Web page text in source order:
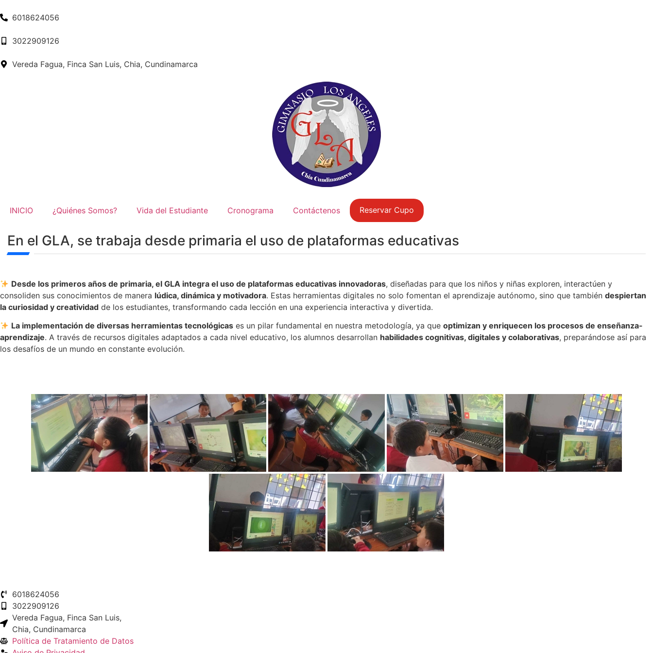
6018624056
3022909126
Vereda Fagua, Finca San Luis, Chia, Cundinamarca
INICIO ¿Quiénes Somos? Vida del Estudiante Cronograma Contáctenos Reservar Cupo
En el GLA, se trabaja desde primaria el uso de plataformas educativas
Desde los primeros años de primaria, el GLA integra el uso de plataformas educativas innovadoras, diseñadas para que los niños y niñas exploren, interactúen y
consoliden sus conocimientos de manera lúdica, dinámica y motivadora. Estas herramientas digitales no solo fomentan el aprendizaje autónomo, sino que también despiertan
la curiosidad y creatividad de los estudiantes, transformando cada lección en una experiencia interactiva y divertida.
La implementación de diversas herramientas tecnológicas es un pilar fundamental en nuestra metodología, ya queoptimizan y enriquecen los procesos de enseñanza-
aprendizaje. A través de recursos digitales adaptados a cada nivel educativo, los alumnos desarrollan habilidades cognitivas, digitales y colaborativas, preparándose así para
los desafíos de un mundo en constante evolución.
6018624056
3022909126
Vereda Fagua, Finca San Luis,
Chia, Cundinamarca
Política de Tratamiento de Datos